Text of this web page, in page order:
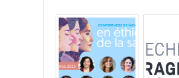
Media